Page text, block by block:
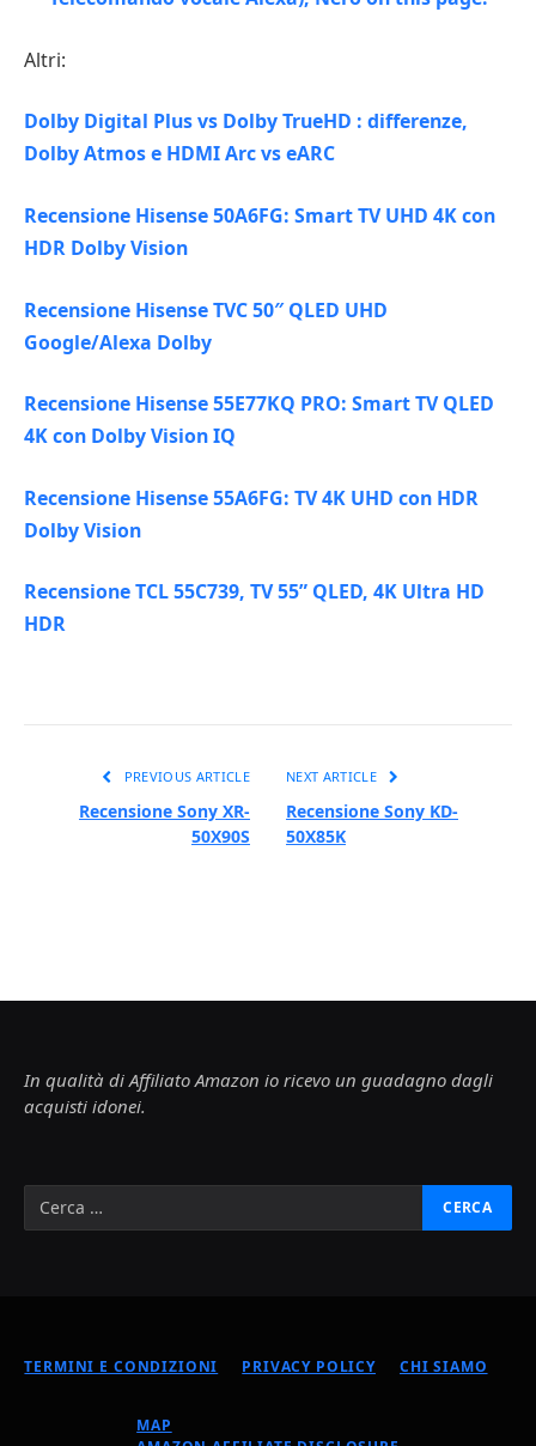
Altri:
Dolby Digital Plus vs Dolby TrueHD : differenze,
Dolby Atmos e HDMI Arc vs eARC
Recensione Hisense 50A6FG: Smart TV UHD 4K con
HDR Dolby Vision
Recensione Hisense TVC 50″ QLED UHD
Google/Alexa Dolby
Recensione Hisense 55E77KQ PRO: Smart TV QLED
4K con Dolby Vision IQ
Recensione Hisense 55A6FG: TV 4K UHD con HDR
Dolby Vision
Recensione TCL 55C739, TV 55” QLED, 4K Ultra HD
HDR
PREVIOUS ARTICLE
Recensione Sony XR-
50X90S
NEXT ARTICLE
Recensione Sony KD-
50X85K
In qualità di Affiliato Amazon io ricevo un guadagno dagli
acquisti idonei.
TERMINI E CONDIZIONI PRIVACY POLICY CHI SIAMO
MAP